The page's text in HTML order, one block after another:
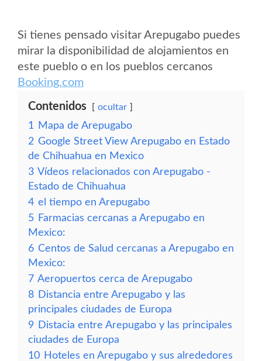
Si tienes pensado visitar Arepugabo puedes
mirar la disponibilidad de alojamientos en
este pueblo o en los pueblos cercanos
Booking.com
Contenidos ocultar
1
Mapa de Arepugabo
2 Google Street View Arepugabo en Estado
de Chihuahua en Mexico
3 Vídeos relacionados con Arepugabo -
Estado de Chihuahua
4 el tiempo en Arepugabo
5 Farmacias cercanas a Arepugabo en
Mexico:
6 Centos de Salud cercanas a Arepugabo en
Mexico:
7 Aeropuertos cerca de Arepugabo
8 Distancia entre Arepugabo y las
principales ciudades de Europa
9 Distacia entre Arepugabo y las principales
ciudades de Europa
10 Hoteles en Arepugabo y sus alrededores